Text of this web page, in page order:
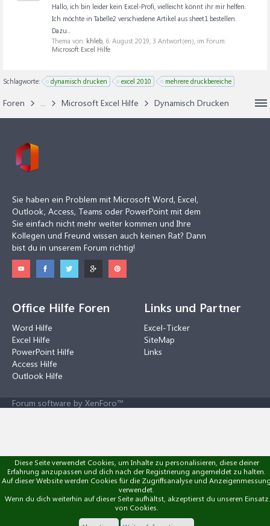
Hallo, ich bin leider kein Excel-Profi, vielleicht könnt ihr mir helfen.
Ich möchte in Tabelle2 verschiedene Artikel aus sheet1 bestellen.
Dazu...
Thema von: khleb, 6. August 2019, 3 Antwort(en), im Forum:
Microsoft Excel Hilfe
Schlagworte: dynamisch drucken excel 2010 mehrere druckbereiche
Foren ... Microsoft Excel Hilfe Dynamisch Drucken
Sie haben ein Problem mit Microsoft Word, Excel,
Outlook, Access, Teams oder PowerPoint mit dem
Sie einfach nicht mehr weiter kommen und Ihre
Kollegen und Freund wissen auch keinen Rat? Dann
bist du in unserem Forum richtig!
Office Hilfe Foren
Word Hilfe
Excel Hilfe
PowerPoint Hilfe
Access Hilfe
Outlook Hilfe
Links und Partner
Excel-Ticker
SiteMap
Links
Forum software by XenForo™
Diese Seite verwendet Cookies, um Inhalte zu personalisieren, diese deiner
Erfahrung anzupassen und dich nach der Registrierung angemeldet zu halten.
Auf dieser Website werden Cookies für die Zugriffsanalyse und
verwendet.
Wenn du dich weiterhin auf dieser Seite aufhältst, akzeptierst du unseren Einsatz
von Cookies.